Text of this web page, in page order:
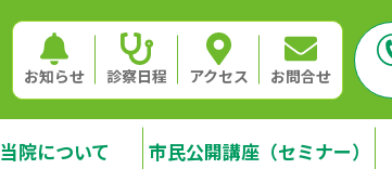
お知らせ 診察日程 アクセス お問合せ
当院について 市民公開講座（セミナー）